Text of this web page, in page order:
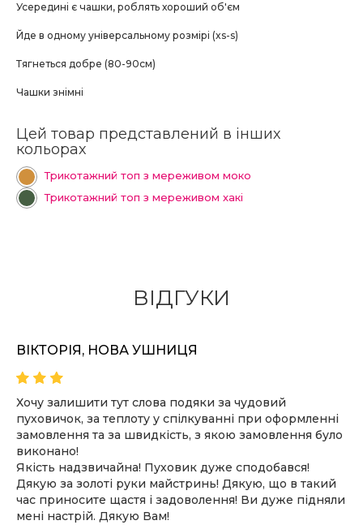
Усередині є чашки, роблять хороший об'єм
Йде в одному універсальному розмірі (xs-s)
Тягнеться добре (80-90см)
Чашки знімні
Цей товар представлений в інших
кольорах
Трикотажний топ з мереживом моко
Трикотажний топ з мереживом хакі
ВІДГУКИ
ВІКТОРІЯ, НОВА УШНИЦЯ
Хочу залишити тут слова подяки за чудовий
пуховичок, за теплоту у спілкуванні при оформленні
замовлення та за швидкість, з якою замовлення було
виконано!
Якість надзвичайна! Пуховик дуже сподобався!
Дякую за золоті руки майстринь! Дякую, що в такий
час приносите щастя і задоволення! Ви дуже підняли
мені настрій. Дякую Вам!